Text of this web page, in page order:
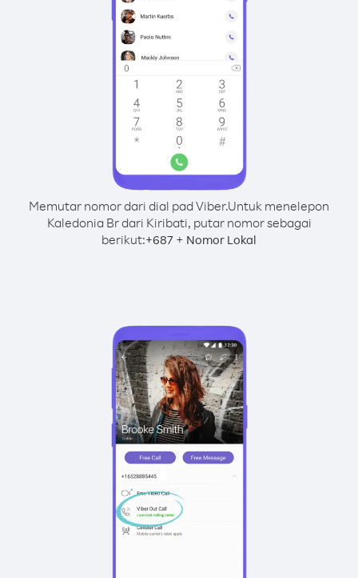
Memutar nomor dari dial pad Viber.Untuk menelepon
Kaledonia Br dari Kiribati, putar nomor sebagai
berikut:+687 + Nomor Lokal